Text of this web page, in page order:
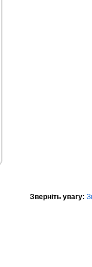
Зверніть увагу: